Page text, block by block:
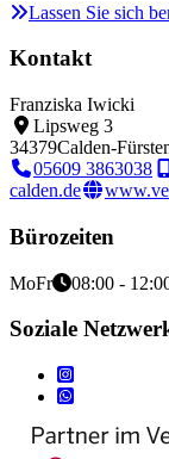
Lassen Sie sich
Kontakt
Franziska Iwicki
Lipsweg 3
34379Calden-
05609 3863038
calden.de
Bürozeiten
MoFr 08:00 -
Soziale